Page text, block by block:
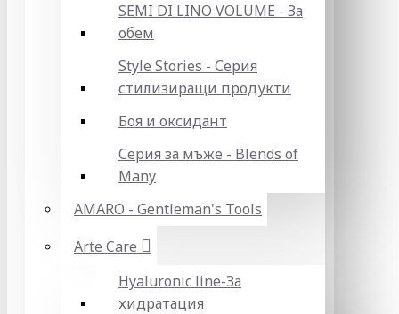
SEMI DI LINO VOLUME - За
обем
Style Stories - Серия
стилизиращи продукти
Боя и оксидант
Серия за мъже - Blends of
Many
AMARO - Gentleman's Tools
Arte Care
Hyaluronic line-За
хидратация